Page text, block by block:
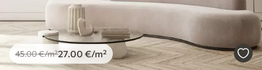
45.00€/m²27.00 €/m²